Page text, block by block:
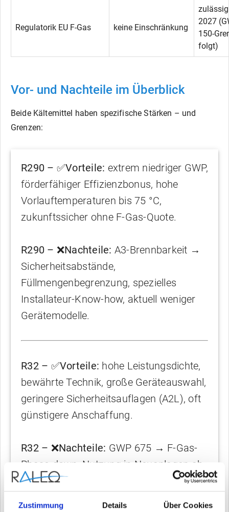
Zustimmung Details Über Cookies
Regulatorik EU F-Gas keine Einschränkung
2027
150-
folgt)
Vor- und Nachteile im Überblick
Beide Kältemittel haben spezifische Stärken – und
Grenzen:
R290 – ✅Vorteile: extrem niedriger GWP,
förderfähiger Effizienzbonus, hohe
Vorlauftemperaturen bis 75 °C,
zukunftssicher ohne F-Gas-Quote.
R290 – ❌Nachteile: A3-Brennbarkeit →
Sicherheitsabstände,
Füllmengenbegrenzung, spezielles
Installateur-Know-how, aktuell weniger
Gerätemodelle.
R32 – ✅Vorteile: hohe Leistungsdichte,
bewährte Technik, große Geräteauswahl,
geringere Sicherheitsauflagen (A2L), oft
günstigere Anschaffung.
R32 – ❌Nachteile: GWP 675 → F-Gas-
Phase-down, Nutzung in Neuanlagen ab
2027 voraussichtlich verboten (GWP >